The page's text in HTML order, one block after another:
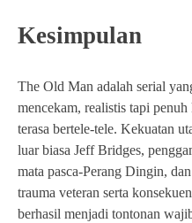
Kesimpulan
The Old Man adalah serial
mencekam, realistis tapi
terasa bertele-tele. Kekuatan
luar biasa Jeff Bridges,
mata pasca-Perang Dingin,
trauma veteran serta
berhasil menjadi tontonan